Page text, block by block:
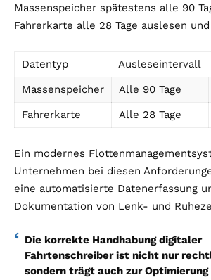
Massenspeicher spätestens alle 90
Fahrerkarte alle 28 Tage auslesen
Datentyp Ausleseintervall
Massenspeicher
Alle 90 Tage
Fahrerkarte
Alle 28 Tage
Ein modernes
Unternehmen bei diesen
eine automatisierte Datenerfassung
Dokumentation von Lenk- und
Die korrekte Handhabung digitaler
Fahrtenschreiber ist nicht nur
sondern trägt auch zur